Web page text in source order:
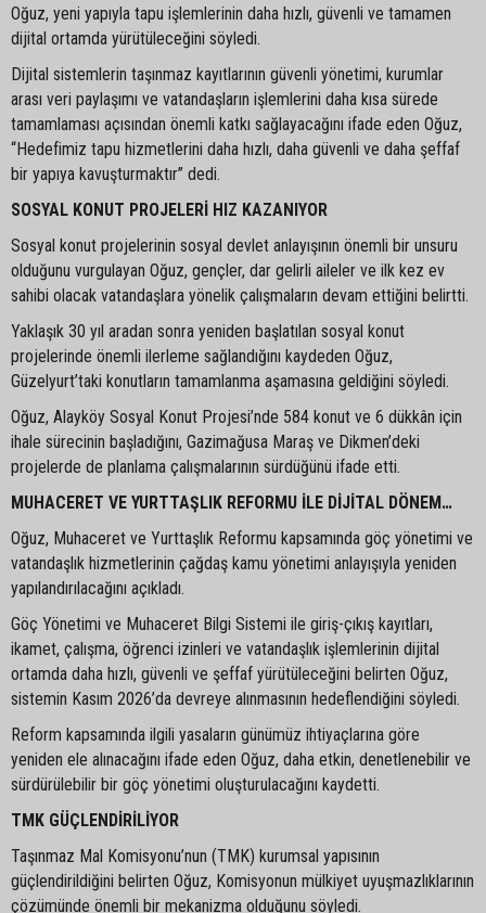
Oğuz, yeni yapıyla tapu işlemlerinin daha hızlı, güvenli ve tamamen
dijital ortamda yürütüleceğini söyledi.
Dijital sistemlerin taşınmaz kayıtlarının güvenli yönetimi, kurumlar
arası veri paylaşımı ve vatandaşların işlemlerini daha kısa sürede
tamamlaması açısından önemli katkı sağlayacağını ifade eden Oğuz,
“Hedefimiz tapu hizmetlerini daha hızlı, daha güvenli ve daha şeffaf
bir yapıya kavuşturmaktır” dedi.
SOSYAL KONUT PROJELERİ HIZ KAZANIYOR
Sosyal konut projelerinin sosyal devlet anlayışının önemli bir unsuru
olduğunu vurgulayan Oğuz, gençler, dar gelirli aileler ve ilk kez ev
sahibi olacak vatandaşlara yönelik çalışmaların devam ettiğini belirtti.
Yaklaşık 30 yıl aradan sonra yeniden başlatılan sosyal konut
projelerinde önemli ilerleme sağlandığını kaydeden Oğuz,
Güzelyurt’taki konutların tamamlanma aşamasına geldiğini söyledi.
Oğuz, Alayköy Sosyal Konut Projesi’nde 584 konut ve 6 dükkân için
ihale sürecinin başladığını, Gazimağusa Maraş ve Dikmen’deki
projelerde de planlama çalışmalarının sürdüğünü ifade etti.
MUHACERET VE YURTTAŞLIK REFORMU İLE DİJİTAL DÖNEM…
Oğuz, Muhaceret ve Yurttaşlık Reformu kapsamında göç yönetimi ve
vatandaşlık hizmetlerinin çağdaş kamu yönetimi anlayışıyla yeniden
yapılandırılacağını açıkladı.
Göç Yönetimi ve Muhaceret Bilgi Sistemi ile giriş-çıkış kayıtları,
ikamet, çalışma, öğrenci izinleri ve vatandaşlık işlemlerinin dijital
ortamda daha hızlı, güvenli ve şeffaf yürütüleceğini belirten Oğuz,
sistemin Kasım 2026’da devreye alınmasının hedeflendiğini söyledi.
Reform kapsamında ilgili yasaların günümüz ihtiyaçlarına göre
yeniden ele alınacağını ifade eden Oğuz, daha etkin, denetlenebilir ve
sürdürülebilir bir göç yönetimi oluşturulacağını kaydetti.
TMK GÜÇLENDİRİLİYOR
Taşınmaz Mal Komisyonu’nun (TMK) kurumsal yapısının
güçlendirildiğini belirten Oğuz, Komisyonun mülkiyet uyuşmazlıklarının
çözümünde önemli bir mekanizma olduğunu söyledi.